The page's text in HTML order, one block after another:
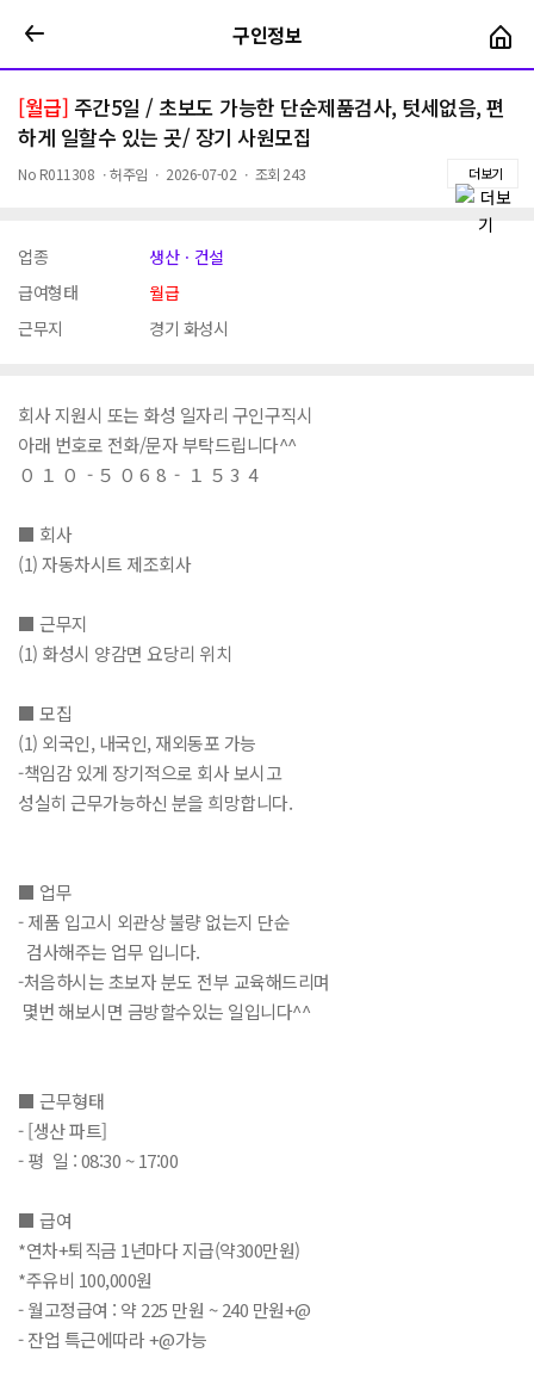
구인정보
[월급] 주간5일 / 초보도 가능한 단순제품검사, 텃세없음, 편
하게 일할수 있는 곳/ 장기 사원모집
No R011308 ㆍ허주임 ㆍ 2026-07-02 ㆍ 조회 243 더보기
업종
생산ㆍ건설
급여형태
월급
근무지
경기 화성시
회사 지원시 또는 화성 일자리 구인구직시
아래 번호로 전화/문자 부탁드립니다^^
０ １ ０ - ５ ０ 6 8 - １ ５ 3 4
■ 회사
(1) 자동차시트 제조회사
■ 근무지
(1) 화성시 양감면 요당리 위치
■ 모집
(1) 외국인, 내국인, 재외동포 가능
-책임감 있게 장기적으로 회사 보시고
성실히 근무가능하신 분을 희망합니다.
■ 업무
- 제품 입고시 외관상 불량 없는지 단순
검사해주는 업무 입니다.
-처음하시는 초보자 분도 전부 교육해드리며
몇번 해보시면 금방할수있는 일입니다^^
■ 근무형태
- [생산 파트]
- 평 일 : 08:30 ~ 17:00
■ 급여
*연차+퇴직금 1년마다 지급(약300만원)
*주유비 100,000원
- 월고정급여 : 약 225 만원 ~ 240 만원+@
- 잔업 특근에따라 +@가능
구인정보